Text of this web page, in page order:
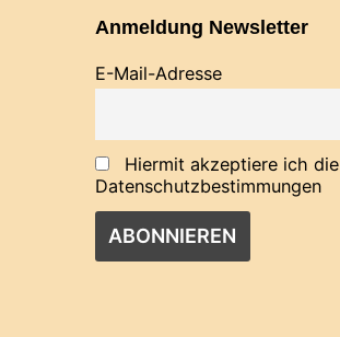
Anmeldung Newsletter
E-Mail-Adresse
Hiermit akzeptiere ich die
Datenschutzbestimmungen